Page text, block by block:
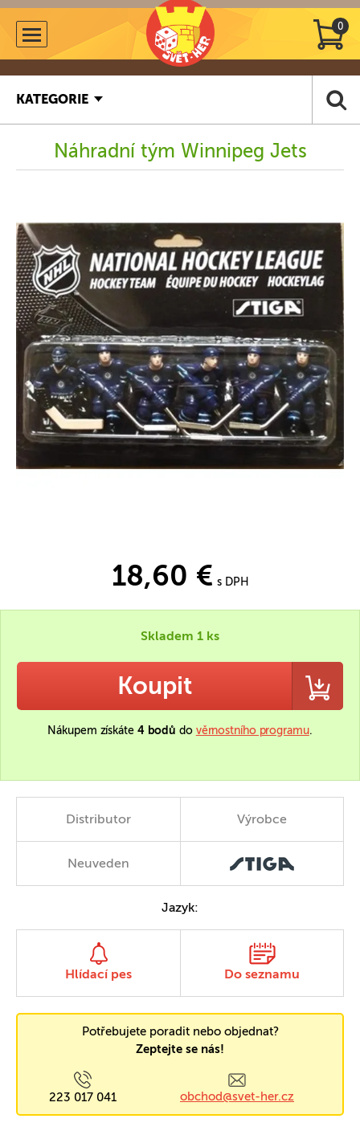
0
KATEGORIE
Náhradní tým Winnipeg Jets
18,60 € s DPH
Skladem 1 ks
Koupit
Nákupem získáte 4 bodů do věrnostního programu.
Distributor Výrobce
Neuveden
Jazyk:
Hlídací pes Do seznamu
Potřebujete poradit nebo objednat?
Zeptejte se nás!
223 017 041 obchod@svet-her.cz